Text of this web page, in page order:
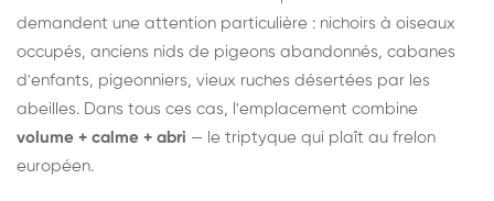
demandent une attention particulière : nichoirs à oiseaux
occupés, anciens nids de pigeons abandonnés, cabanes
d'enfants, pigeonniers, vieux ruches désertées par les
abeilles. Dans tous ces cas, l'emplacement combine
volume + calme + abri — le triptyque qui plaît au frelon
européen.